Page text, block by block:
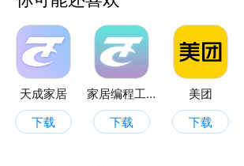
天成家居
下载
家居编程工具
下载
美团
下载